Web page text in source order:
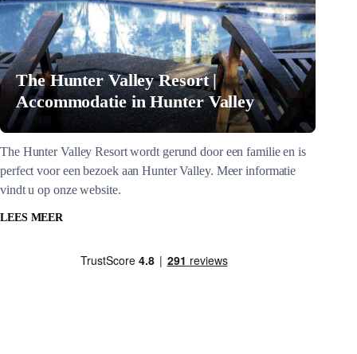
The Hunter Valley Resort |
Accommodatie in Hunter Valley
The Hunter Valley Resort wordt gerund door een familie en is
perfect voor een bezoek aan Hunter Valley. Meer informatie
vindt u op onze website.
LEES MEER